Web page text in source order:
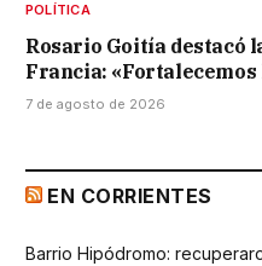
POLÍTICA
Rosario Goitía destacó
Francia:
7 de agosto de 2026
EN CORRIENTES
Barrio Hipódromo: